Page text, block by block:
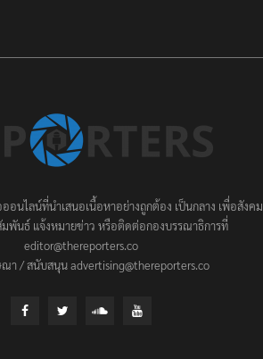
อนไลน์ที่นำเสนอเนื้อหาอย่างถูกต้อง เป็นกลาง เพื่อสังคม
มพันธ์ แจ้งหมายข่าว หรือติดต่อกองบรรณาธิการที่
editor@thereporters.co
า / สนับสนุน advertising@thereporters.co